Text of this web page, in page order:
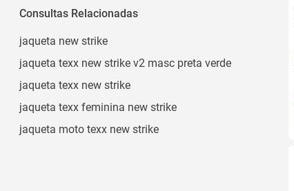
Preto/verde
Consultas Relacionadas
jaqueta new strike
jaqueta texx new strike v2 masc preta verde
jaqueta texx new strike
jaqueta texx feminina new strike
jaqueta moto texx new strike